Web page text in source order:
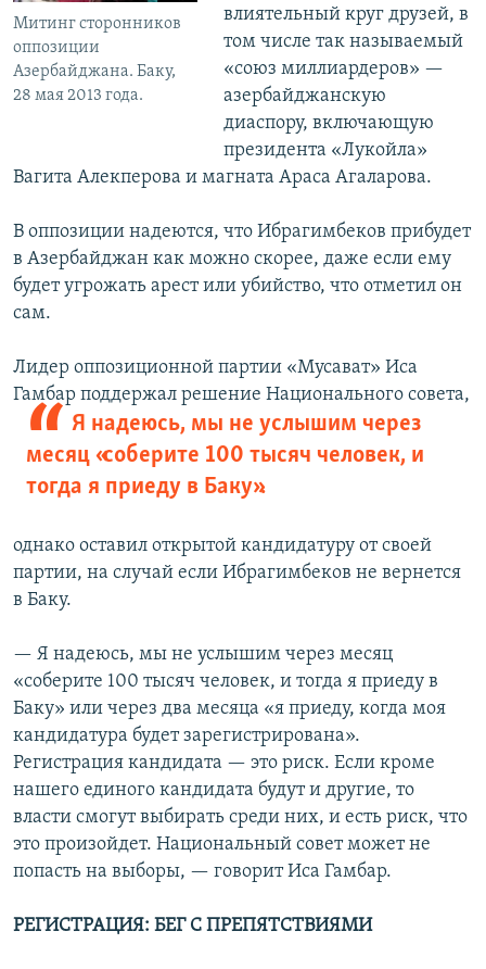
Митинг сторонников
оппозиции
Азербайджана. Баку,
28 мая 2013 года.
влиятельный круг друзей, в
том числе так называемый
«союз миллиардеров» —
азербайджанскую
диаспору, включающую
президента «Лукойла»
Вагита Алекперова и магната Араса Агаларова.
В оппозиции надеются, что Ибрагимбеков прибудет
в Азербайджан как можно скорее, даже если ему
будет угрожать арест или убийство, что отметил он
сам.
Лидер оппозиционной партии «Мусават» Иса
Гамбар поддержал решение
Я надеюсь, мы не услышим через
месяц «соберите 100 тысяч человек, и
тогда я приеду в Баку».
Национального совета,
однако оставил открытой кандидатуру от своей
партии, на случай если Ибрагимбеков не вернется
в Баку.
— Я надеюсь, мы не услышим через месяц
«соберите 100 тысяч человек, и тогда я приеду в
Баку» или через два месяца «я приеду, когда моя
кандидатура будет зарегистрирована».
Регистрация кандидата — это риск. Если кроме
нашего единого кандидата будут и другие, то
власти смогут выбирать среди них, и есть риск, что
это произойдет. Национальный совет может не
попасть на выборы, — говорит Иса Гамбар.
РЕГИСТРАЦИЯ: БЕГ С ПРЕПЯТСТВИЯМИ